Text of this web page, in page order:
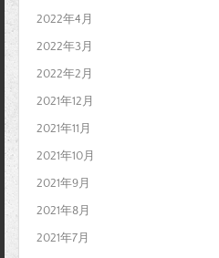
2022年4月
2022年3月
2022年2月
2021年12月
2021年11月
2021年10月
2021年9月
2021年8月
2021年7月